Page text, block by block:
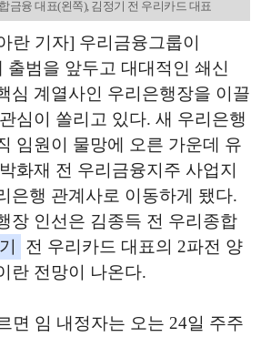
금융 대표(왼쪽), 김정기 전 우리카드 대표
란 기자] 우리금융그룹이
출범을 앞두고 대대적인 쇄신
심 계열사인 우리은행장을 이끌
심이 쏠리고 있다. 새 우리은행
임원이 물망에 오른 가운데 유
화재 전 우리금융지주 사업지
은행 관계사로 이동하게 됐다.
장 인선은 김종득 전 우리종합
전 우리카드 대표의 2파전 양
란 전망이 나온다.
면 임 내정자는 오는 24일 주주